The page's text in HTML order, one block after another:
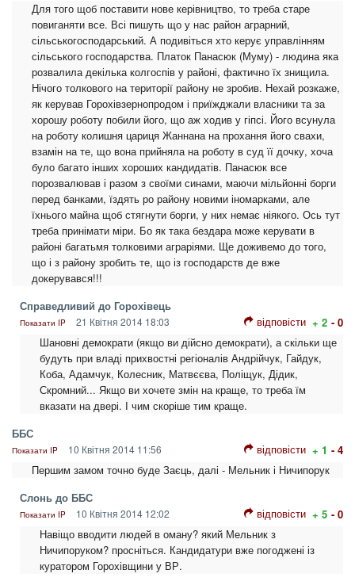
Для того щоб поставити нове керівництво, то треба старе
повиганяти все. Всі пишуть що у нас район аграрний,
сільськогосподарський. А подивіться хто керує управлінням
сільського господарства. Платок Панасюк (Муму) - людина яка
розвалила декілька колгоспів у районі, фактично їх знищила.
Нічого толкового на території району не зробив. Нехай розкаже,
як керував Горохівзернопродом і приїжджали власники та за
хорошу роботу побили його, що аж ходив у гіпсі. Його всунула
на роботу колишня цариця Жаннана на прохання його свахи,
взамін на те, що вона прийняла на роботу в суд її дочку, хоча
було багато інших хороших кандидатів. Панасюк все
порозвалював і разом з своїми синами, маючи мільйонні борги
перед банками, їздять ро району новими іномарками, але
їхнього майна щоб стягнути борги, у них немає ніякого. Ось тут
треба принімати міри. Бо як така бездара може керувати в
районі багатьмя толковими аграріями. Ще доживемо до того,
що і з району зробить те, що із господарств де вже
докерувався!!!
Справедливий до Горохівець
Показати IP 21 Квітня 2014 18:03 відповісти + 2 - 0
Шановні демократи (якщо ви дійсно демократи), а скільки ще
будуть при владі прихвостні регіоналів Андрійчук, Гайдук,
Коба, Адамчук, Колесник, Матвєєва, Поліщук, Дідик,
Скромний... Якщо ви хочете змін на краще, то треба їм
вказати на двері. І чим скоріше тим краще.
ББС
Показати IP 10 Квітня 2014 11:56 відповісти + 1 - 4
Першим замом точно буде Заєць, далі - Мельник і Ничипорук
Слонь до ББС
Показати IP 10 Квітня 2014 12:02 відповісти + 5 - 0
Навіщо вводити людей в оману? який Мельник з
Ничипоруком? просніться. Кандидатури вже погоджені із
куратором Горохівщини у ВР.